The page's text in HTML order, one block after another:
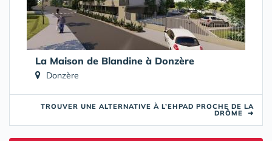
La Maison de Blandine à Donzère
Donzère
TROUVER UNE ALTERNATIVE À L’EHPAD PROCHE DE LA
DRÔME ➜